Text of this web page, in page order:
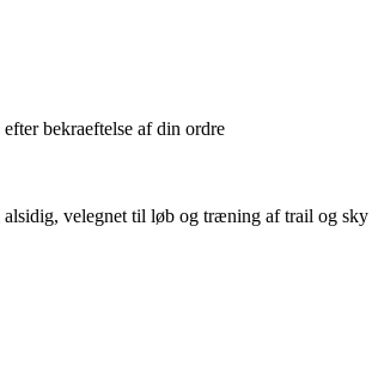
bekraeftelse af din ordre
velegnet til løb og træning af trail og sky